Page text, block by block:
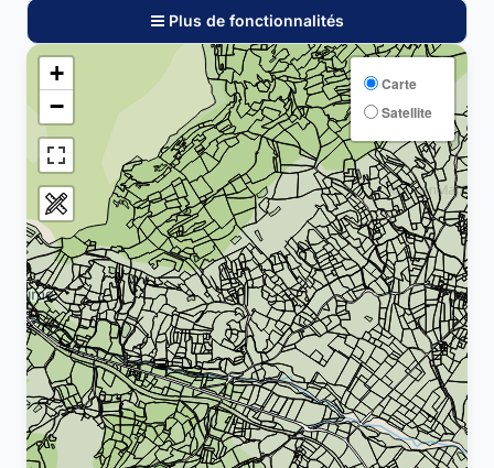
Plus de fonctionnalités
+
−
Carte
Satellite